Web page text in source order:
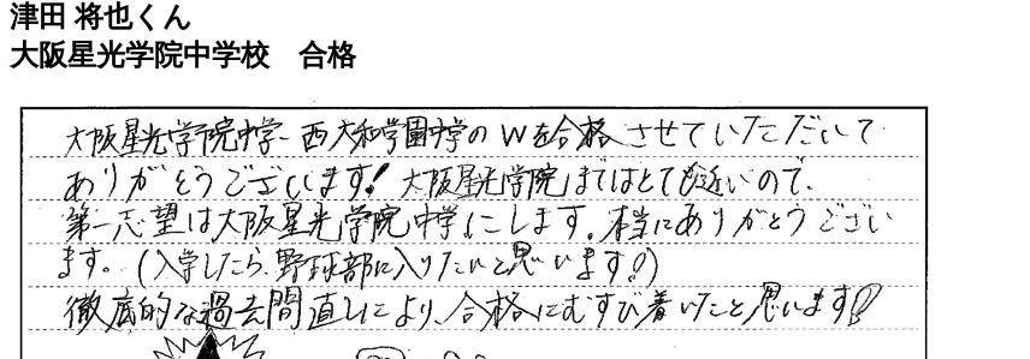
津田 将也くん
大阪星光学院中学校 合格